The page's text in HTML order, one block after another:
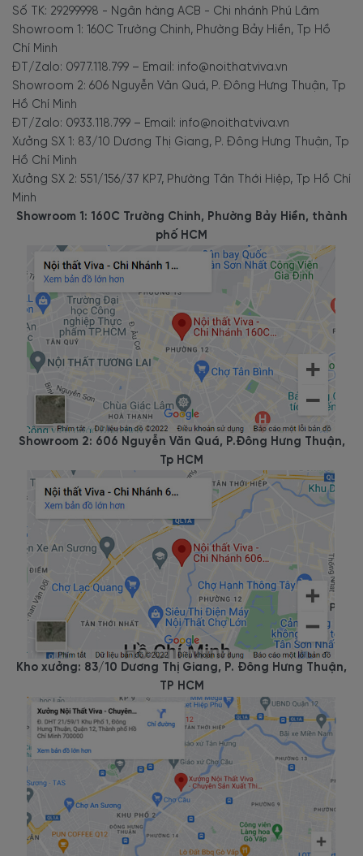
Số TK: 29299998 - Ngân hàng ACB - Chi nhánh Phú Lâm
Showroom 1: 160C Trường Chinh, Phường Bảy Hiền, Tp Hồ
Chí Minh
ĐT/Zalo: 0977.118.799 – Email: info@noithatviva.vn
Showroom 2: 606 Nguyễn Văn Quá, P. Đông Hưng Thuận, Tp
Hồ Chí Minh
ĐT/Zalo: 0933.118.799 – Email: info@noithatviva.vn
Xưởng SX 1: 83/10 Dương Thị Giang, P. Đông Hưng Thuận, Tp
Hồ Chí Minh
Xưởng SX 2: 551/156/37 KP7, Phường Tân Thới Hiệp, Tp Hồ Chí
Minh
Showroom 1: 160C Trường Chinh, Phường Bảy Hiền, thành
phố HCM
Showroom 2: 606 Nguyễn Văn Quá, P.Đông Hưng Thuận,
Tp HCM
Kho xưởng: 83/10 Dương Thị Giang, P. Đông Hưng Thuận,
TP HCM